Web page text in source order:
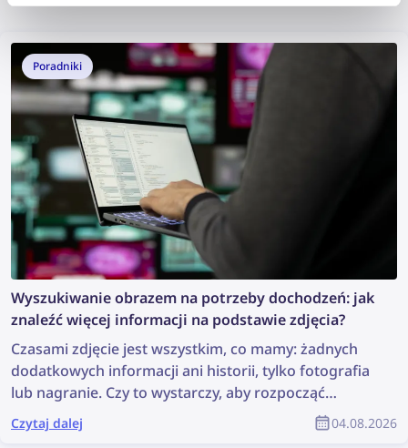
Poradniki
Wyszukiwanie obrazem na potrzeby dochodzeń: jak
znaleźć więcej informacji na podstawie zdjęcia?
Czasami zdjęcie jest wszystkim, co mamy: żadnych
dodatkowych informacji ani historii, tylko fotografia
lub nagranie. Czy to wystarczy, aby rozpocząć
dochodzenie? Może nie jest to idealna sytuacja, ale
wystarczy do przeprowadzenia wyszukiwania
Czytaj dalej 04.08.2026